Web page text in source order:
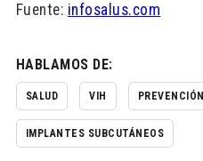
Fuente: infosalus.com
HABLAMOS DE:
SALUD VIH PREVENCIÓN
IMPLANTES SUBCUTÁNEOS